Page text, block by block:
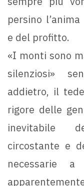
persino
e del profitto.
«I monti sono
silenziosi»
addietro, il
rigore delle
inevitabile
circostante e
necessarie